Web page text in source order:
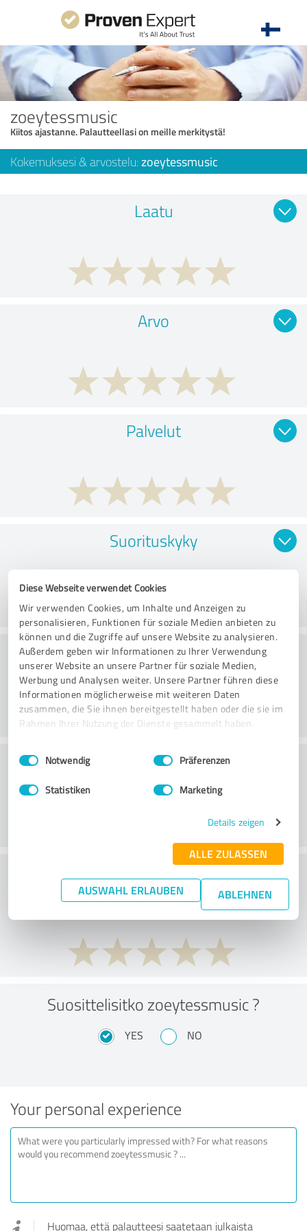
Diese Webseite verwendet Cookies
Wir verwenden Cookies, um Inhalte und Anzeigen zu
personalisieren, Funktionen für soziale Medien anbieten zu
können und die Zugriffe auf unsere Website zu analysieren.
Außerdem geben wir Informationen zu Ihrer Verwendung
unserer Website an unsere Partner für soziale Medien,
Werbung und Analysen weiter. Unsere Partner führen diese
Informationen möglicherweise mit weiteren Daten
zusammen, die Sie ihnen bereitgestellt haben oder die sie im
Rahmen Ihrer Nutzung der Dienste gesammelt haben.
Impressum Datenschutzbestimmungen
Einwilligungsauswahl
Notwendig Präferenzen
Statistiken Marketing
Details zeigen
ALLE ZULASSEN
AUSWAHL ERLAUBEN ABLEHNEN
zoeytessmusic
Kiitos ajastanne. Palautteellasi on meille merkitystä!
Kokemuksesi & arvostelu: zoeytessmusic
Laatu
Arvo
Palvelut
Suorituskyky
Konsultointi
Asiakaspalvelu
What do you think of the price to
performance ratio?
Suosittelisitko zoeytessmusic ?
YES NO
Your personal experience
Huomaa, että palautteesi saatetaan julkaista